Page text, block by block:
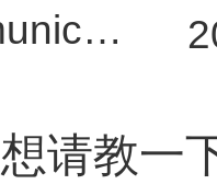
munichisyours
想请教一